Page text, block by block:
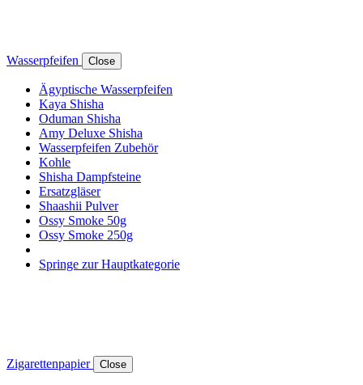
Wasserpfeifen Close
Ägyptische Wasserpfeifen
Kaya Shisha
Oduman Shisha
Amy Deluxe Shisha
Wasserpfeifen Zubehör
Kohle
Shisha Dampfsteine
Ersatzgläser
Shaashii Pulver
Ossy Smoke 50g
Ossy Smoke 250g
Springe zur Hauptkategorie
Zigarettenpapier Close